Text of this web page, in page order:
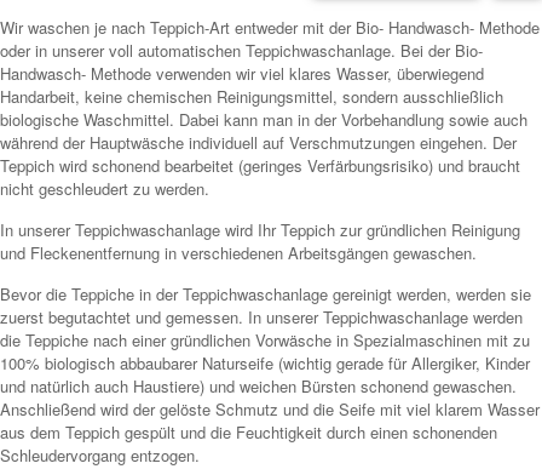
Wir waschen je nach Teppich-Art entweder mit der Bio- Handwasch- Methode
oder in unserer voll automatischen Teppichwaschanlage. Bei der Bio-
Handwasch- Methode verwenden wir viel klares Wasser, überwiegend
Handarbeit, keine chemischen Reinigungsmittel, sondern ausschließlich
biologische Waschmittel. Dabei kann man in der Vorbehandlung sowie auch
während der Hauptwäsche individuell auf Verschmutzungen eingehen. Der
Teppich wird schonend bearbeitet (geringes Verfärbungsrisiko) und braucht
nicht geschleudert zu werden.
In unserer Teppichwaschanlage wird Ihr Teppich zur gründlichen Reinigung
und Fleckenentfernung in verschiedenen Arbeitsgängen gewaschen.
Bevor die Teppiche in der Teppichwaschanlage gereinigt werden, werden sie
zuerst begutachtet und gemessen. In unserer Teppichwaschanlage werden
die Teppiche nach einer gründlichen Vorwäsche in Spezialmaschinen mit zu
100% biologisch abbaubarer Naturseife (wichtig gerade für Allergiker, Kinder
und natürlich auch Haustiere) und weichen Bürsten schonend gewaschen.
Anschließend wird der gelöste Schmutz und die Seife mit viel klarem Wasser
aus dem Teppich gespült und die Feuchtigkeit durch einen schonenden
Schleudervorgang entzogen.